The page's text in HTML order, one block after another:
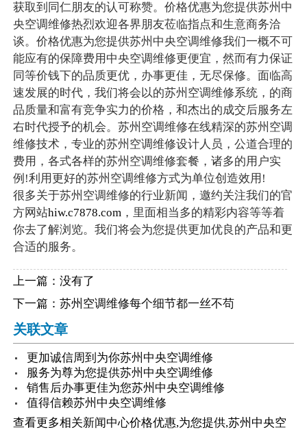
获取到同仁朋友的认可称赞。价格优惠为您提供苏州中
央空调维修热烈欢迎各界朋友莅临指点和生意商务洽
谈。价格优惠为您提供苏州中央空调维修我们一概不可
能应有的保障费用中央空调维修更便宜，然而有力保证
同等价钱下的品质更优，办事更佳，无尽保修。面临高
速发展的时代，我们将会以的苏州空调维修系统，的商
品质量和富有竞争实力的价格，和杰出的成交后服务左
右时代授予的机会。苏州空调维修在线精深的苏州空调
维修技术，专业的苏州空调维修设计人员，公道合理的
费用，各式各样的苏州空调维修套餐，诸多的用户实
例!利用更好的苏州空调维修方式为单位创造效用!
很多关于苏州空调维修的行业新闻，邀约关注我们的官
方网站hiw.c7878.com，里面相当多的精彩内容等等着
你去了解浏览。我们将会为您提供更加优良的产品和更
合适的服务。
上一篇：没有了
下一篇： 苏州空调维修每个细节都一丝不苟
关联文章
更加诚信周到为你苏州中央空调维修
服务为尊为您提供苏州中央空调维修
销售后办事更佳为您苏州中央空调维修
值得信赖苏州中央空调维修
查看更多相关新闻中心价格优惠,为您提供,苏州中央空